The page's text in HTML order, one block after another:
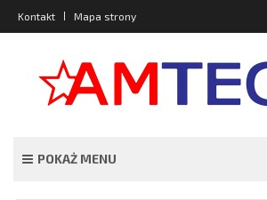
Kontakt Mapa strony
POKAŻ MENU